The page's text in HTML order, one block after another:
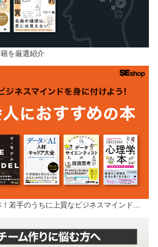
を厳選紹介
若手のうちに上質なビジネスマインド…